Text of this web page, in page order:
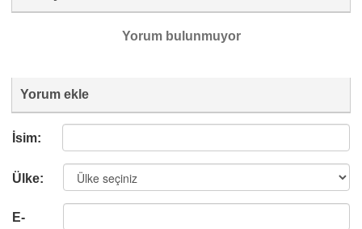
Yorum bulunmuyor
Yorum ekle
İsim:
Ülke:
E-